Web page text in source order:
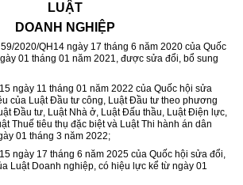
LUẬT
DOANH NGHIỆP
2020/QH14 ngày 17 tháng 6 năm 2020 của Quốc
01 tháng 01 năm 2021, được sửa đổi, bổ sung
ngày 11 tháng 01 năm 2022 của Quốc hội sửa
của Luật Đầu tư công, Luật Đầu tư theo phương
Đầu tư, Luật Nhà ở, Luật Đấu thầu, Luật Điện lực,
Thuế tiêu thụ đặc biệt và Luật Thi hành án dân
01 tháng 3 năm 2022;
ngày 17 tháng 6 năm 2025 của Quốc hội sửa đổi,
Luật Doanh nghiệp, có hiệu lực kể từ ngày 01